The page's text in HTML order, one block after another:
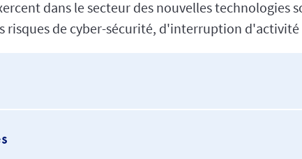
dans le secteur des nouvelles
risques de cyber-sécurité, d'interruption